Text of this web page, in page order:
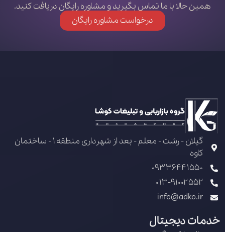
همین حالا با ما تماس بگیرید و مشاوره رایگان دریافت کنید.
درخواست مشاوره رایگان
گیلان - رشت - معلم - بعد از شهرداری منطقه 1 - ساختمان
کاوه
09336441550
013-91002552
info@adko.ir
خدمات دیجیتال